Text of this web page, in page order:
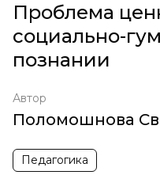
Проблема
социально-
познании
Автор
Поломошнова
Педагогика